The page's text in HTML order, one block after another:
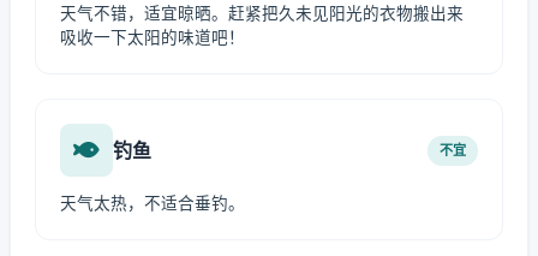
天气不错，适宜晾晒。赶紧把久未见阳光的衣物搬出来
吸收一下太阳的味道吧！
钓鱼 不宜
天气太热，不适合垂钓。